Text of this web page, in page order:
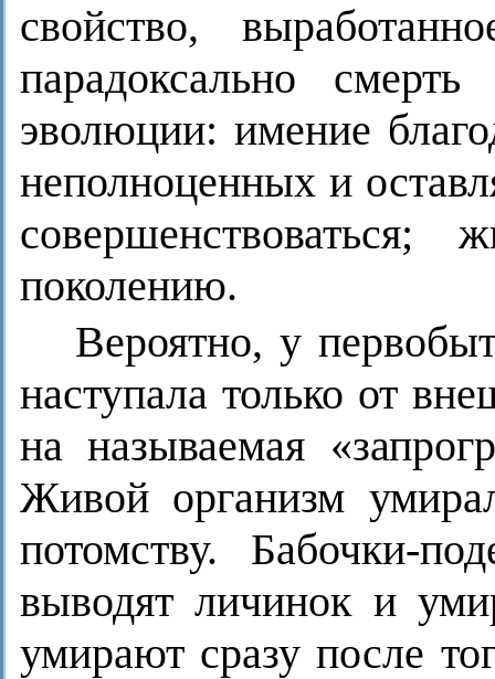
свойство,
парадоксально
эволюции: имение
неполноценных и
поколению.
Вероятно, у
наступала только от
на называемая
Живой организм
потомству. Бабочки-
выводят личинок и
умирают сразу после